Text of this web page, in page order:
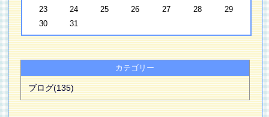
23
24 25 26 27 28
29
30
31
カテゴリー
ブログ(135)